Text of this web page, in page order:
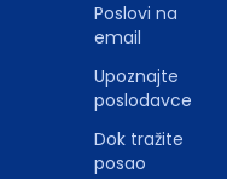
Poslovi na
email
Upoznajte
poslodavce
Dok tražite
posao